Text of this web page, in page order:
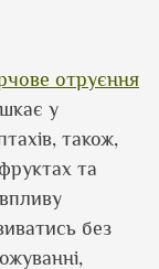
отруєння
у
також,
та
без